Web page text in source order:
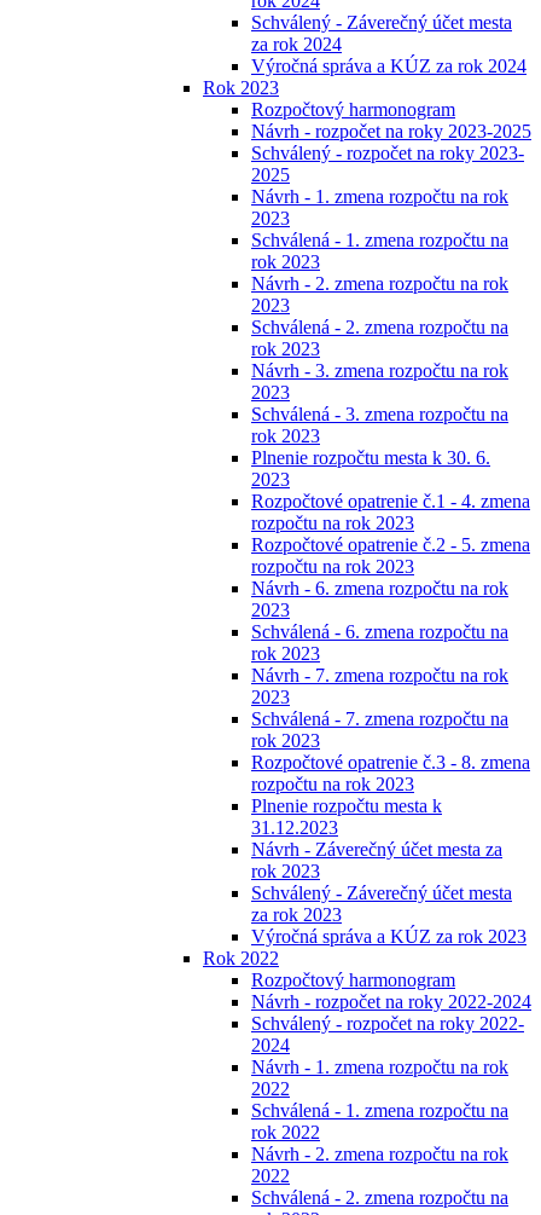
Schválený - Záverečný účet mesta
za rok 2024
Výročná správa a KÚZ za rok 2024
Rok 2023
Rozpočtový harmonogram
Návrh - rozpočet na roky 2023-2025
Schválený - rozpočet na roky 2023-
2025
Návrh - 1. zmena rozpočtu na rok
2023
Schválená - 1. zmena rozpočtu na
rok 2023
Návrh - 2. zmena rozpočtu na rok
2023
Schválená - 2. zmena rozpočtu na
rok 2023
Návrh - 3. zmena rozpočtu na rok
2023
Schválená - 3. zmena rozpočtu na
rok 2023
Plnenie rozpočtu mesta k 30. 6.
2023
Rozpočtové opatrenie č.1 - 4. zmena
rozpočtu na rok 2023
Rozpočtové opatrenie č.2 - 5. zmena
rozpočtu na rok 2023
Návrh - 6. zmena rozpočtu na rok
2023
Schválená - 6. zmena rozpočtu na
rok 2023
Návrh - 7. zmena rozpočtu na rok
2023
Schválená - 7. zmena rozpočtu na
rok 2023
Rozpočtové opatrenie č.3 - 8. zmena
rozpočtu na rok 2023
Plnenie rozpočtu mesta k
31.12.2023
Návrh - Záverečný účet mesta za
rok 2023
Schválený - Záverečný účet mesta
za rok 2023
Výročná správa a KÚZ za rok 2023
Rok 2022
Rozpočtový harmonogram
Návrh - rozpočet na roky 2022-2024
Schválený - rozpočet na roky 2022-
2024
Návrh - 1. zmena rozpočtu na rok
2022
Schválená - 1. zmena rozpočtu na
rok 2022
Návrh - 2. zmena rozpočtu na rok
2022
Schválená - 2. zmena rozpočtu na